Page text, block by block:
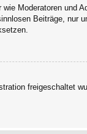
Moderatoren und
Beiträge, nur
freigeschaltet